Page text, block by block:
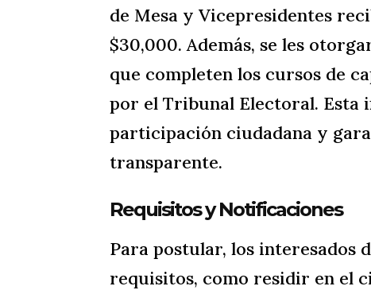
de Mesa y Vicepresidentes
$30,000. Además, se les
que completen los cursos de
por el Tribunal Electoral. Esta
participación ciudadana y
transparente.
Requisitos y Notificaciones
Para postular, los interesados
requisitos, como residir en el